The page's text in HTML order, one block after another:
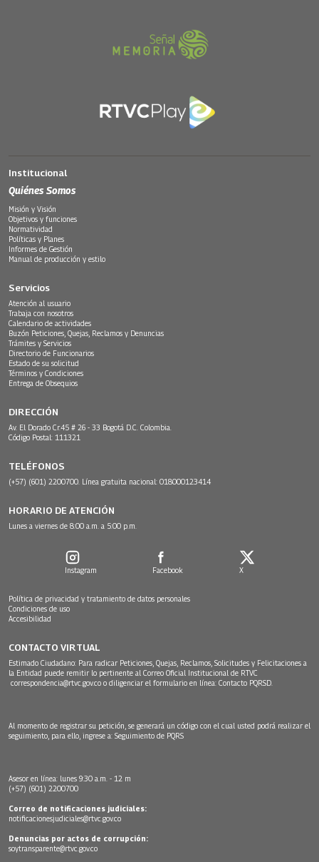
Institucional
Quiénes Somos
Misión y Visión
Objetivos y funciones
Normatividad
Políticas y Planes
Informes de Gestión
Manual de producción y estilo
Servicios
Atención al usuario
Trabaja con nosotros
Calendario de actividades
Buzón Peticiones, Quejas, Reclamos y Denuncias
Trámites y Servicios
Directorio de Funcionarios
Estado de su solicitud
Términos y Condiciones
Entrega de Obsequios
DIRECCIÓN
Av. El Dorado Cr.45 # 26 - 33 Bogotá D.C. Colombia.
Código Postal: 111321
TELÉFONOS
(+57) (601) 2200700. Línea gratuita nacional: 018000123414
HORARIO DE ATENCIÓN
Lunes a viernes de 8:00 a.m. a 5:00 p.m.
Instagram Facebook X
Política de privacidad y tratamiento de datos personales
Condiciones de uso
Accesibilidad
CONTACTO VIRTUAL
Estimado Ciudadano: Para radicar Peticiones, Quejas, Reclamos, Solicitudes y Felicitaciones a
la Entidad puede remitir lo pertinente al Correo Oficial Institucional de RTVC
correspondencia@rtvc.gov.co o diligenciar el formulario en línea: Contacto PQRSD.
Al momento de registrar su petición, se generará un código con el cual usted podrá realizar el
seguimiento, para ello, ingrese a: Seguimiento de PQRS
Asesor en línea: lunes 9:30 a.m. - 12 m
(+57) (601) 2200700
Correo de notificaciones judiciales:
notificacionesjudiciales@rtvc.gov.co
Denuncias por actos de corrupción:
soytransparente@rtvc.gov.co